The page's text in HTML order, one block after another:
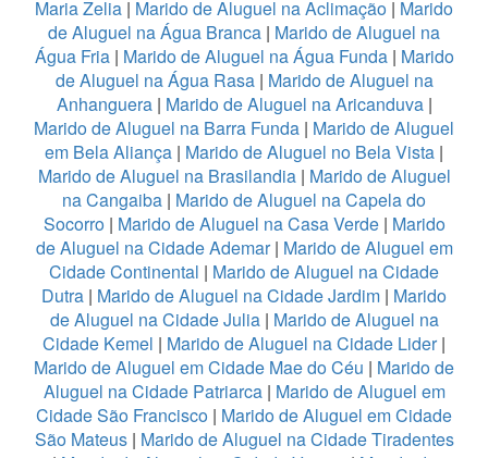
Maria Zelia | Marido de Aluguel na Aclimação | Marido
de Aluguel na Água Branca | Marido de Aluguel na
Água Fria| Marido de Aluguel na Água Funda| Marido
de Aluguel na Água Rasa | Marido de Aluguel na
Anhanguera| Marido de Aluguel na Aricanduva|
Marido de Aluguel na Barra Funda | Marido de Aluguel
em Bela Aliança | Marido de Aluguel no Bela Vista |
Marido de Aluguel na Brasilandia| Marido de Aluguel
na Cangaiba | Marido de Aluguel na Capela do
Socorro | Marido de Aluguel na Casa Verde| Marido
de Aluguel na Cidade Ademar| Marido de Aluguel em
Cidade Continental | Marido de Aluguel na Cidade
Dutra | Marido de Aluguel na Cidade Jardim | Marido
de Aluguel na Cidade Julia | Marido de Aluguel na
Cidade Kemel | Marido de Aluguel na Cidade Lider|
Marido de Aluguel em Cidade Mae do Céu | Marido de
Aluguel na Cidade Patriarca| Marido de Aluguel em
Cidade São Francisco | Marido de Aluguel em Cidade
São Mateus| Marido de Aluguel na Cidade Tiradentes